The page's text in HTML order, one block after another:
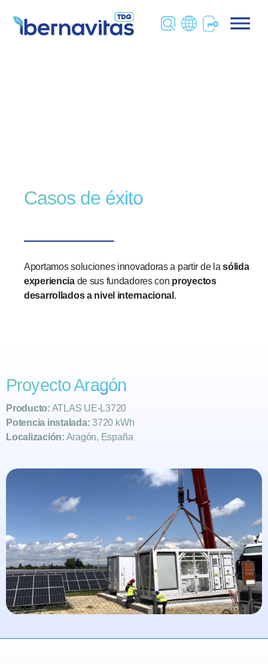
contenido
Casos de éxito
Aportamos soluciones innovadoras a partir de lasólida
experienciade sus fundadores con proyectos
desarrollados a nivel internacional .
Proyecto Aragón
Producto: ATLAS UE-L3720
Potencia instalada: 3720 kWh
Localización: Aragón, España